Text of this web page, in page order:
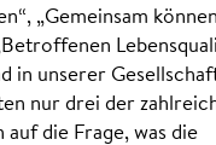
„Gemeinsam
in unserer
nur drei der
auf die Frage, was die